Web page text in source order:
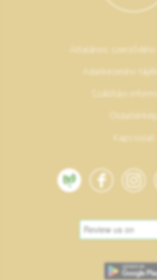
Általános
Adatkezelési
Szállítási
Oldaltérkép
Kapcsolat